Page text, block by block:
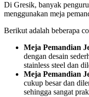
Di Gresik, banyak
menggunakan meja
Berikut adalah beberapa
Meja Pemandian
dengan desain
stainless steel dan
Meja Pemandian
cukup besar dan
sehingga sangat